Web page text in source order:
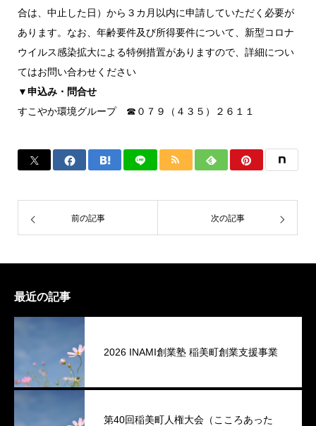
合は、中止した日）から３カ月以内に申請していただく必要が
あります。なお、年齢要件及び所得要件について、新型コロナ
ウイルス感染拡大による特例措置がありますので、詳細につい
てはお問い合わせください
▼申込み・問合せ
すこやか環境グループ ☎０７９（４３５）２６１１
前の記事 次の記事
最近の記事
2026 INAMI創業塾 稲美町創業支援事業
第40回稲美町人権大会（こころあった